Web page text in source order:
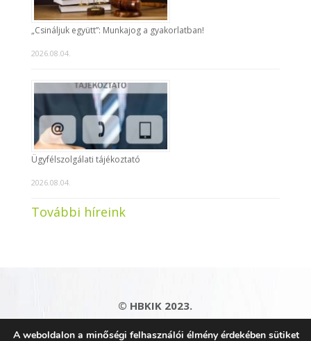
„Csináljuk együtt”: Munkajog a gyakorlatban!
2026.08.04.
Ügyfélszolgálati tájékoztató
2026.08.04.
További híreink
© HBKIK 2023.
Adatkezelési tájékoztató|Impresszum|
A weboldalon a minőségi felhasználói élmény érdekében sütiket